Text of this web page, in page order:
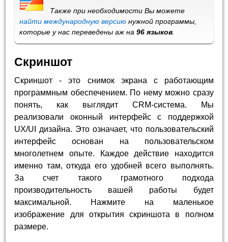
Также при необходимости Вы можете
найти международную версию нужной программы,
которые у нас переведены аж на96 языков
Скриншот
Скриншот - это снимок экрана с работающим
программным обеспечением. По нему можно сразу
понять, как выглядит CRM-система. Мы
реализовали оконный интерфейс с поддержкой
UX/UI дизайна. Это означает, что пользовательский
интерфейс основан на пользовательском
многолетнем опыте. Каждое действие находится
именно там, откуда его удобней всего выполнять.
За счет такого грамотного подхода
производительность вашей работы будет
максимальной. Нажмите на маленькое
изображение для открытия скриншота в полном
размере.